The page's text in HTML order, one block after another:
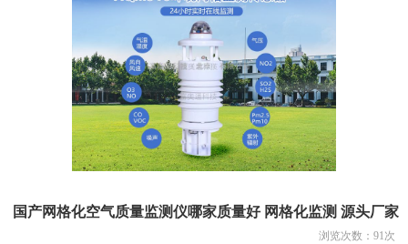
国产网格化空气质量监测仪哪家质量好 网格化监测 源头厂家
浏览次数： 91次